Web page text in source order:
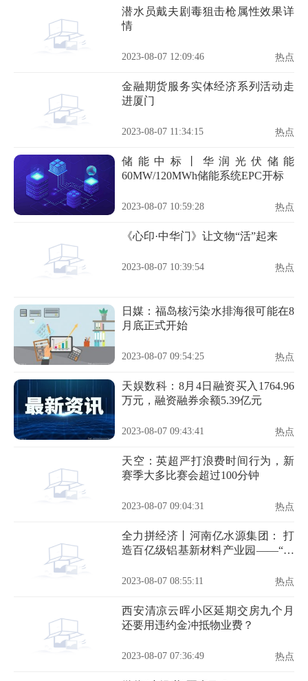
潜水员戴夫剧毒狙击枪属性效果详
情
2023-08-07 12:09:46 热点
金融期货服务实体经济系列活动走
进厦门
2023-08-07 11:34:15 热点
储能中标丨华润光伏储能
60MW/120MWh储能系统EPC开标
2023-08-07 10:59:28 热点
《心印·中华门》让文物“活”起来
2023-08-07 10:39:54 热点
日媒：福岛核污染水排海很可能在8
月底正式开始
2023-08-07 09:54:25 热点
天娱数科：8月4日融资买入1764.96
万元，融资融券余额5.39亿元
2023-08-07 09:43:41 热点
天空：英超严打浪费时间行为，新
赛季大多比赛会超过100分钟
2023-08-07 09:04:31 热点
全力拼经济丨河南亿水源集团： 打
造百亿级铝基新材料产业园——“走
2023-08-07 08:55:11 热点
西安清凉云晖小区延期交房九个月
还要用违约金冲抵物业费？
2023-08-07 07:36:49 热点